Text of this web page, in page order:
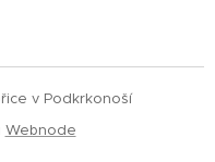
v Podkrkonoší
Webnode